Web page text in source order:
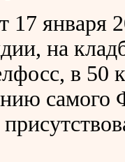
января
на
в 50
самого